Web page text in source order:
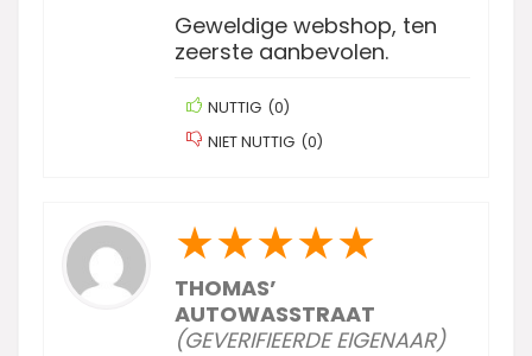
Geweldige webshop, ten
zeerste aanbevolen.
NUTTIG (0)
NIET NUTTIG (0)
★★★★★
THOMAS’
AUTOWASSTRAAT
(GEVERIFIEERDE EIGENAAR)